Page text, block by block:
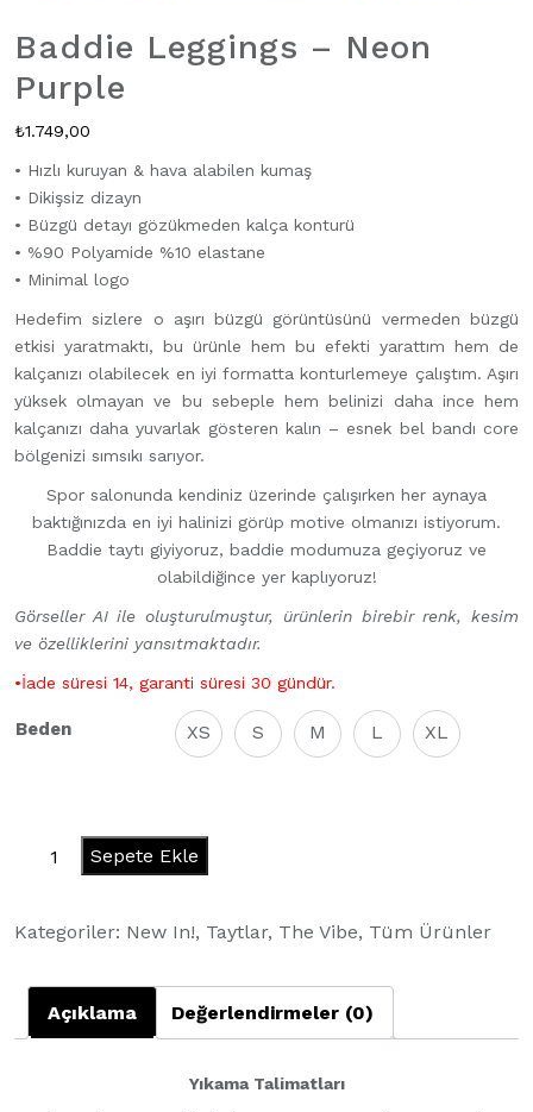
Baddie Leggings – Neon
Purple
₺1.749,00
• Hızlı kuruyan & hava alabilen kumaş
• Dikişsiz dizayn
• Büzgü detayı gözükmeden kalça konturü
• %90 Polyamide %10 elastane
• Minimal logo
Hedefim sizlere o aşırı büzgü görüntüsünü vermeden büzgü
etkisi yaratmaktı, bu ürünle hem bu efekti yarattım hem de
kalçanızı olabilecek en iyi formatta konturlemeye çalıştım. Aşırı
yüksek olmayan ve bu sebeple hem belinizi daha ince hem
kalçanızı daha yuvarlak gösteren kalın – esnek bel bandı core
bölgenizi sımsıkı sarıyor.
Spor salonunda kendiniz üzerinde çalışırken her aynaya
baktığınızda en iyi halinizi görüp motive olmanızı istiyorum.
Baddie taytı giyiyoruz, baddie modumuza geçiyoruz ve
olabildiğince yer kaplıyoruz!
Görseller AI ile oluşturulmuştur, ürünlerin birebir renk, kesim
ve özelliklerini yansıtmaktadır.
•İade süresi 14, garanti süresi 30 gündür.
Beden XS S M L XL
Baddie
Neon
adet
Sepete Ekle
Kategoriler: New In!, Taytlar, The Vibe, Tüm Ürünler
Açıklama Değerlendirmeler (0)
Yıkama Talimatları